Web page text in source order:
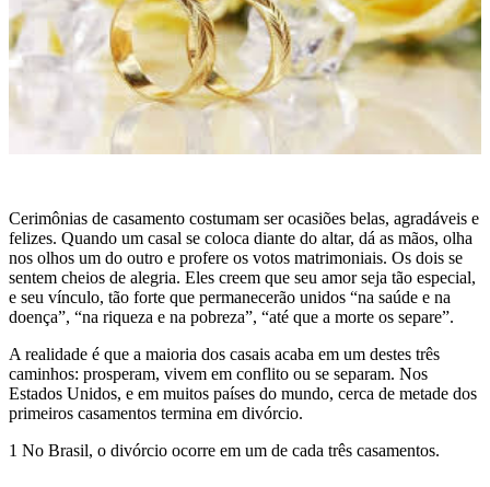
Cerimônias de casamento costumam ser ocasiões belas, agradáveis e
felizes. Quando um casal se coloca diante do altar, dá as mãos, olha
nos olhos um do outro e profere os votos matrimoniais. Os dois se
sentem cheios de alegria. Eles creem que seu amor seja tão especial,
e seu vínculo, tão forte que permanecerão unidos “na saúde e na
doença”, “na riqueza e na pobreza”, “até que a morte os separe”.
A realidade é que a maioria dos casais acaba em um destes três
caminhos: prosperam, vivem em conflito ou se separam. Nos
Estados Unidos, e em muitos países do mundo, cerca de metade dos
primeiros casamentos termina em divórcio.
1 No Brasil, o divórcio ocorre em um de cada três casamentos.